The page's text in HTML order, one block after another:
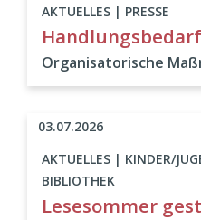
AKTUELLES | PRESSE
Organisatorische
AKTUELLES | KINDER/
BIBLIOTHEK
Lesesommer
03.07.2026